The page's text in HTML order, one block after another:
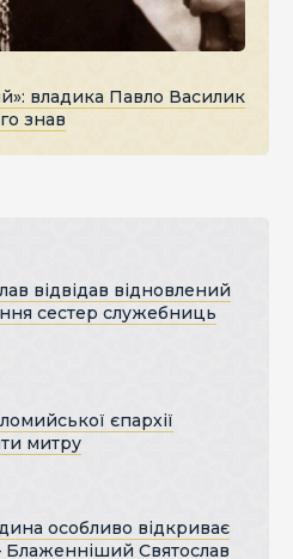
владика Павло Василик
знав
відвідав відновлений
сестер служебниць
єпархії
митру
особливо відкриває
Блаженніший Святослав